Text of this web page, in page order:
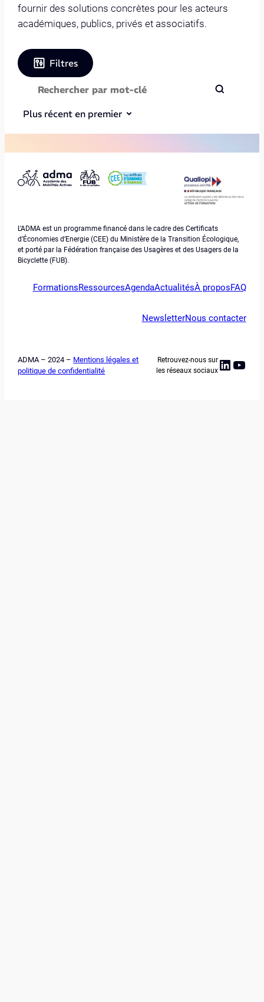
fournir des solutions concrètes pour les acteurs
académiques, publics, privés et associatifs.
Filtres
Plus récent en premier
L’ADMA est un programme financé dans le cadre des Certificats
d’Économies d’Energie (CEE) du Ministère de la Transition Écologique,
et porté par la Fédération française des Usagères et des Usagers de la
Bicyclette (FUB).
FormationsRessourcesAgendaActualitésÀ proposFAQ
NewsletterNous contacter
ADMA – 2024 – Mentions légales et
politique de confidentialité
Retrouvez-nous sur
les réseaux sociaux